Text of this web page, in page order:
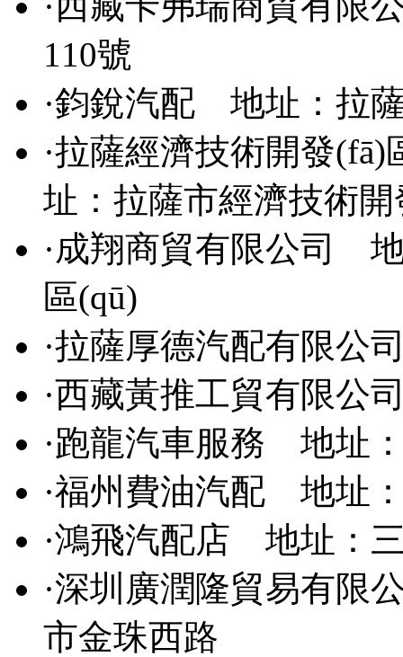
110號
·鈞銳汽配 地址：拉
·拉薩經濟技術開發(fā)
址：拉薩市經濟技術
·成翔商貿有限公司
地
區(qū)
·拉薩厚德汽配有限公
·西藏黃推工貿有限公
·跑龍汽車服務 地址
·福州費油汽配 地址
·鴻飛汽配店 地址：
·深圳廣潤隆貿易有限
市金珠西路